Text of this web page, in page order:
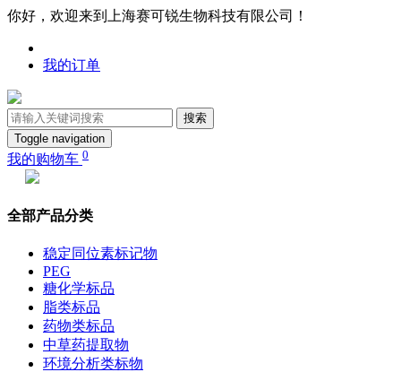
你好，欢迎来到上海赛可锐生物科技有限公司！
我的订单
搜索
Toggle navigation
我的购物车 0
全部产品分类
稳定同位素标记物
PEG
糖化学标品
脂类标品
药物类标品
中草药提取物
环境分析类标物